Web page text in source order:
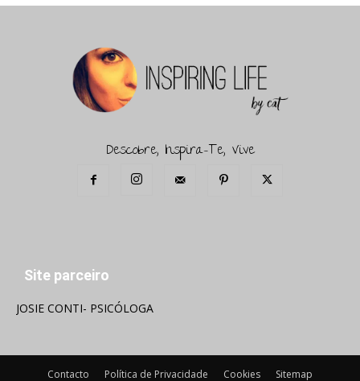
Descobre, Inspira-Te, Vive
Site parceiro
JOSIE CONTI- PSICÓLOGA
Contacto Política de Privacidade Cookies Sitemap